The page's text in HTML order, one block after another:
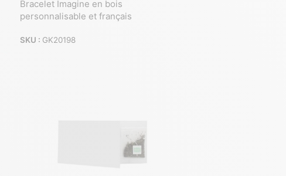
Bracelet Imagine en bois
personnalisable et français
SKU : GK20198